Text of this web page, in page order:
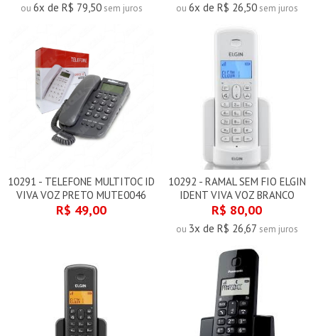
ou 6x de R$ 79,50sem juros ou 6x de R$ 26,50sem juros
10291 - TELEFONE MULTITOC ID
VIVA VOZ PRETO MUTE0046
R$ 49,00
10292 - RAMAL SEM FIO ELGIN
IDENT VIVA VOZ BRANCO
R$ 80,00
ou 3x de R$ 26,67 sem juros